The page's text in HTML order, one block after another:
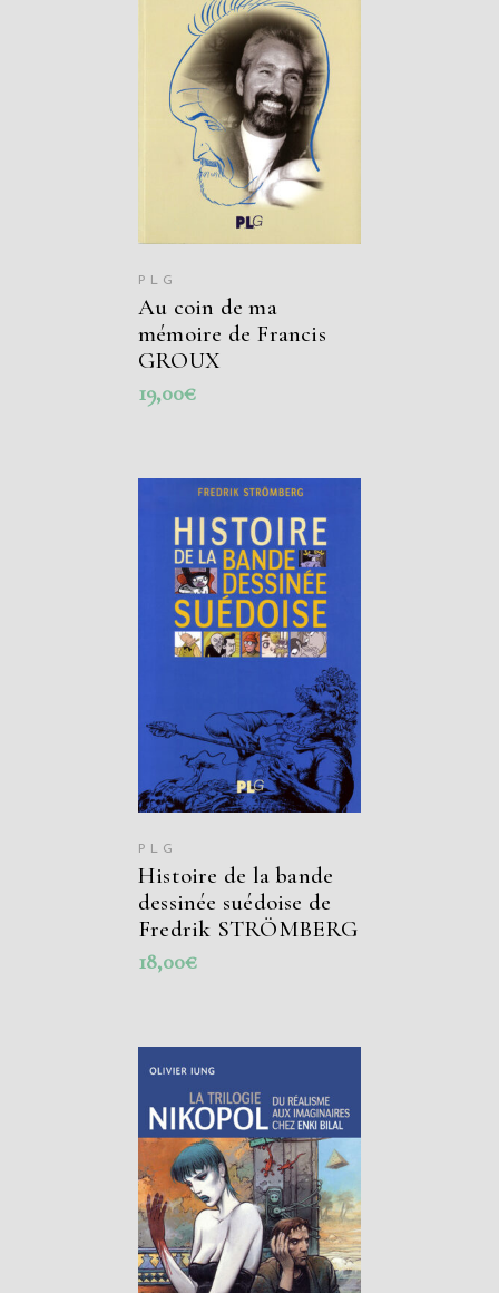
AJOUTER AU
PANIER
PLG
Au coin de ma
mémoire de Francis
GROUX
19,00€
AJOUTER AU
PANIER
PLG
Histoire de la bande
dessinée suédoise de
Fredrik STRÖMBERG
18,00€
AJOUTER AU
PANIER